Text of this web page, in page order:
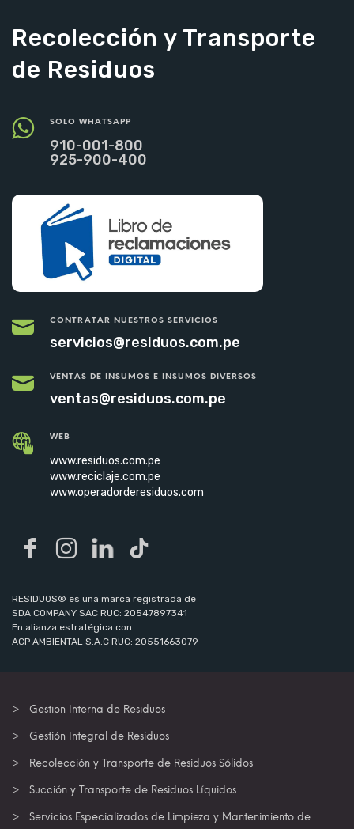
Recolección y Transporte
de Residuos
SOLO WHATSAPP
910-001-800
925-900-400
CONTRATAR NUESTROS SERVICIOS
servicios@residuos.com.pe
VENTAS DE INSUMOS E INSUMOS DIVERSOS
ventas@residuos.com.pe
WEB
www.residuos.com.pe
www.reciclaje.com.pe
www.operadorderesiduos.com
RESIDUOS® es una marca registrada de
SDA COMPANY SAC RUC: 20547897341
En alianza estratégica con
ACP AMBIENTAL S.A.C RUC: 20551663079
Gestion Interna de Residuos
Gestión Integral de Residuos
Recolección y Transporte de Residuos Sólidos
Succión y Transporte de Residuos Líquidos
Servicios Especializados de Limpieza y Mantenimiento de